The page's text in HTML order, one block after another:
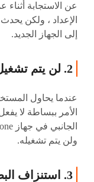
عن الاستجابة
الإعداد ، ولكن يحدث
إلى الجهاز الجديد.
2. لن يتم تشغيل iPhone 14
الأمر ببساطة لا
ولن يتم تشغيله.
3. استنزاف البطارية بسرعة